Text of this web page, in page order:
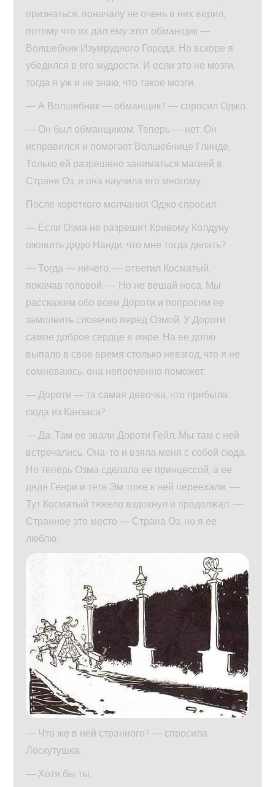
признаться, поначалу не очень в них верил,
потому что их дал ему этот обманщик —
Волшебник Изумрудного Города. Но вскоре я
убедился в его мудрости. И если это не мозги,
тогда я уж и не знаю, что такое мозги.
— А Волшебник — обманщик? — спросил Оджо.
— Он был обманщиком. Теперь — нет. Он
исправился и помогает Волшебнице Глинде.
Только ей разрешено заниматься магией в
Стране Оз, и она научила его многому.
После короткого молчания Оджо спросил:
— Если Озма не разрешит Кривому Колдуну
оживить дядю Нанди, что мне тогда делать?
— Тогда — ничего, — ответил Косматый,
покачав головой. — Но не вешай носа. Мы
расскажем обо всем Дороти и попросим ее
замолвить словечко перед Озмой. У Дороти
самое доброе сердце в мире. На ее долю
выпало в свое время столько невзгод, что я не
сомневаюсь: она непременно поможет.
— Дороти — та самая девочка, что прибыла
сюда из Канзаса?
— Да. Там ее звали Дороти Гейл. Мы там с ней
встречались. Она-то и взяла меня с собой сюда.
Но теперь Озма сделала ее принцессой, а ее
дядя Генри и тетя Эм тоже к ней переехали. —
Тут Косматый тяжело вздохнул и продолжал: —
Странное это место — Страна Оз, но я ее
люблю.
— Что же в ней странного? — спросила
Лоскутушка.
— Хотя бы ты.